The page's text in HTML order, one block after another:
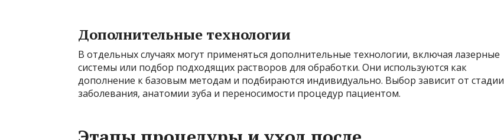
Дополнительные технологии
В отдельных случаях могут применяться дополнительные технологии, включая лазерные
системы или подбор подходящих растворов для обработки. Они используются как
дополнение к базовым методам и подбираются индивидуально. Выбор зависит от стадии
заболевания, анатомии зуба и переносимости процедур пациентом.